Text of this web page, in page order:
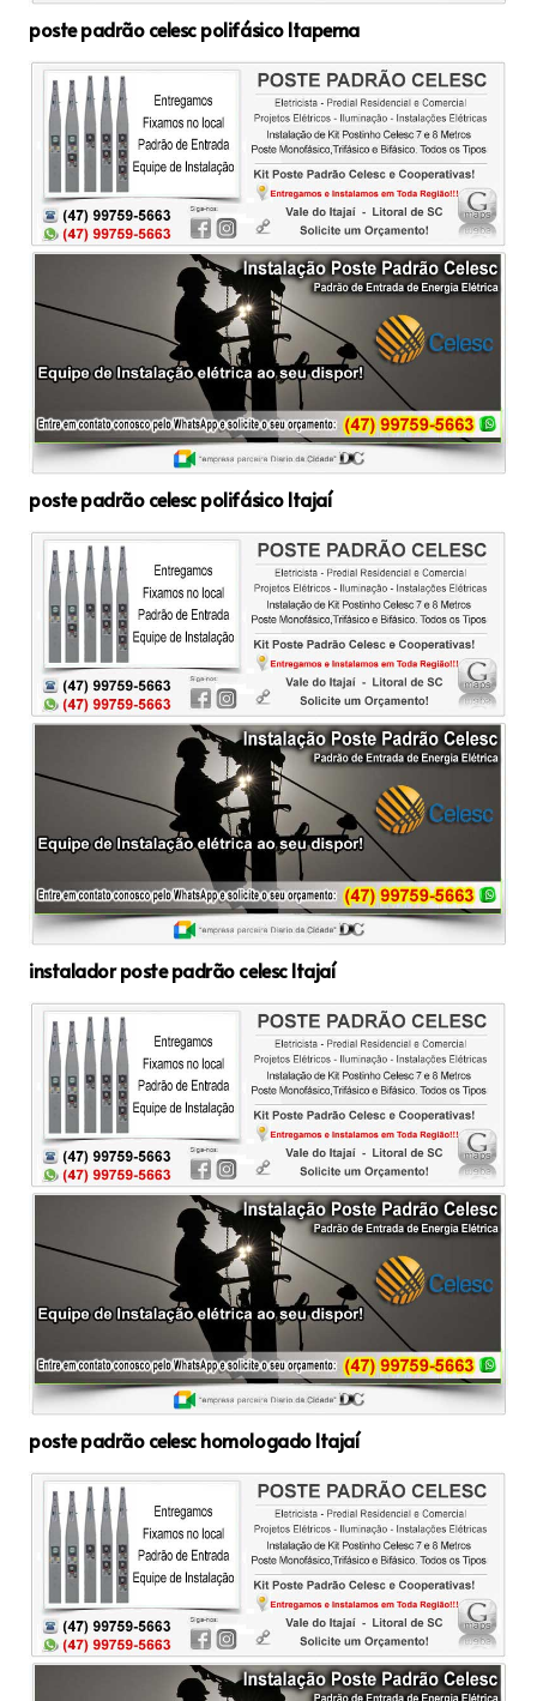
poste padrão celesc polifásico Itapema
poste padrão celesc polifásico Itajaí
instalador poste padrão celesc Itajaí
poste padrão celesc homologado Itajaí